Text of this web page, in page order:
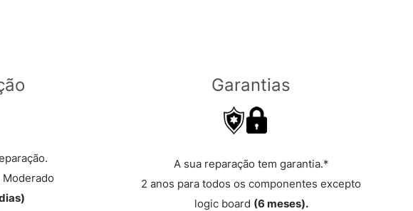
Moderado
Garantias
A sua reparação tem garantia.*
2 anos para todos os componentes excepto
logic board (6 meses).